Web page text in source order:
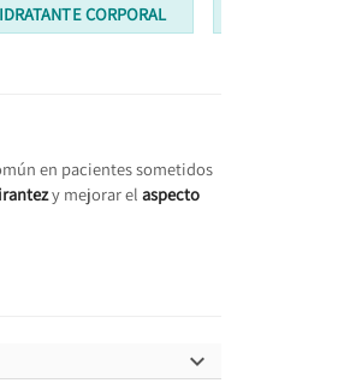
CORPORAL
en pacientes sometidos
y mejorar el aspecto
